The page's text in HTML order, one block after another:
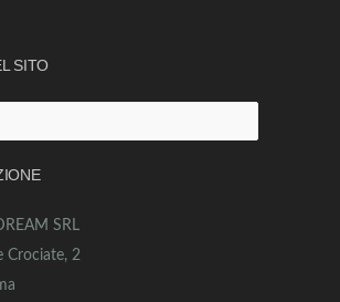
SITO
SRL
Crociate, 2